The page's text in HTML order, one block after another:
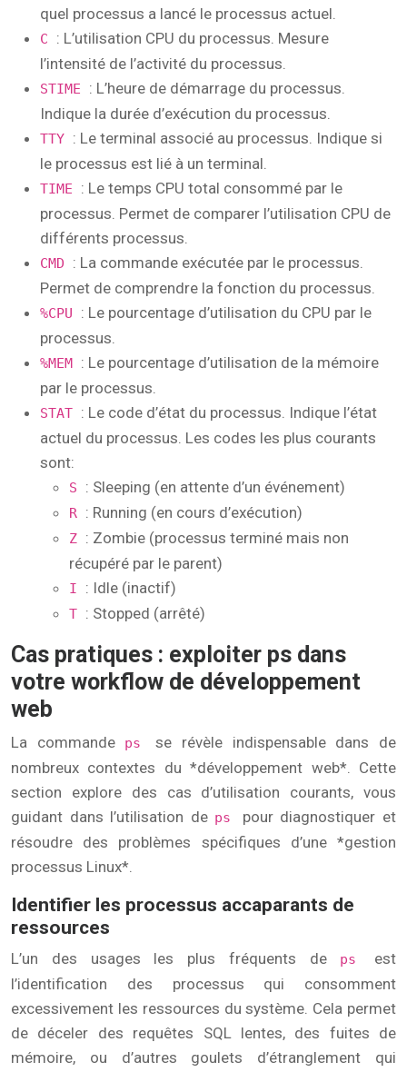
quel processus a lancé le processus actuel.
C : L’utilisation CPU du processus. Mesure
l’intensité de l’activité du processus.
STIME : L’heure de démarrage du processus.
Indique la durée d’exécution du processus.
TTY : Le terminal associé au processus. Indique si
le processus est lié à un terminal.
TIME : Le temps CPU total consommé par le
processus. Permet de comparer l’utilisation CPU de
différents processus.
CMD : La commande exécutée par le processus.
Permet de comprendre la fonction du processus.
%CPU : Le pourcentage d’utilisation du CPU par le
processus.
%MEM : Le pourcentage d’utilisation de la mémoire
par le processus.
STAT : Le code d’état du processus. Indique l’état
actuel du processus. Les codes les plus courants
sont:
S : Sleeping (en attente d’un événement)
R : Running (en cours d’exécution)
Z : Zombie (processus terminé mais non
récupéré par le parent)
I : Idle (inactif)
T : Stopped (arrêté)
Cas pratiques : exploiter ps dans
votre workflow de développement
web
La commande psse révèle indispensable dans de
nombreux contextes du *développement web*. Cette
section explore des cas d’utilisation courants, vous
guidant dans l’utilisation de ps pour diagnostiquer et
résoudre des problèmes spécifiques d’une *gestion
processus Linux*.
Identifier les processus accaparants de
ressources
L’un des usages les plus fréquents de ps est
l’identification des processus qui consomment
excessivement les ressources du système. Cela permet
de déceler des requêtes SQL lentes, des fuites de
mémoire, ou d’autres goulets d’étranglement qui